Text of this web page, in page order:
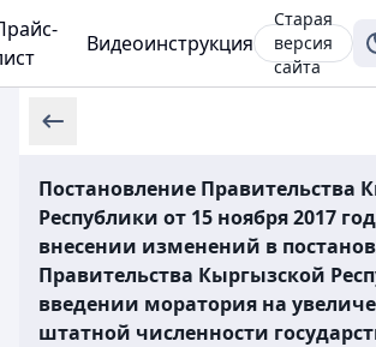
Видеоинструкция
Старая
версия
сайта
Постановление Правительства
Республики от 15 ноября 2017
внесении изменений в
Правительства Кыргызской
введении моратория на
штатной численности